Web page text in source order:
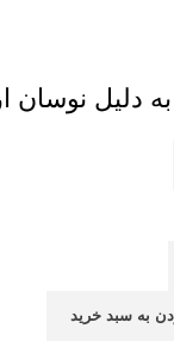
به دلیل نوسان
به سبد خرید